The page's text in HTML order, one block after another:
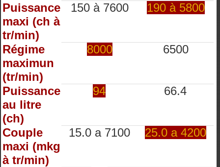
Puissance
maxi (ch à
tr/min)
150 à 7600 190 à 5800
Régime
maximun
(tr/min)
8000 6500
Puissance
au litre
(ch)
94 66.4
Couple
maxi (mkg
à tr/min)
15.0 a 7100 25.0 a 4200